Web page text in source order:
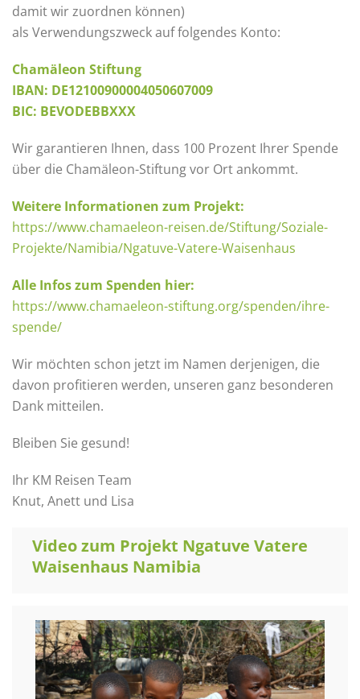
damit wir zuordnen können)
als Verwendungszweck auf folgendes Konto:
Chamäleon Stiftung
IBAN: DE12100900004050607009
BIC: BEVODEBBXXX
Wir garantieren Ihnen, dass 100 Prozent Ihrer Spende
über die Chamäleon-Stiftung vor Ort ankommt.
Weitere Informationen zum Projekt:
https://www.chamaeleon-reisen.de/Stiftung/Soziale-
Projekte/Namibia/Ngatuve-Vatere-Waisenhaus
Alle Infos zum Spenden hier:
https://www.chamaeleon-stiftung.org/spenden/ihre-
spende/
Wir möchten schon jetzt im Namen derjenigen, die
davon profitieren werden, unseren ganz besonderen
Dank mitteilen.
Bleiben Sie gesund!
Ihr KM Reisen Team
Knut, Anett und Lisa
Video zum Projekt Ngatuve Vatere
Waisenhaus Namibia